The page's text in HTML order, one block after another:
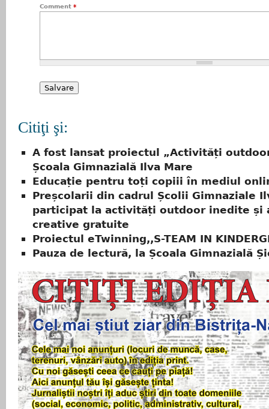
Comment *
Citiţi şi:
A fost lansat proiectul „Activități
Școala Gimnazială Ilva Mare
Educație pentru toți copiii în mediul
Preșcolarii din cadrul Școlii Gimnaziale
participat la activități outdoor inedite și
creative gratuite
Proiectul eTwinning,,S-TEAM IN
Pauza de lectură, la Școala Gimnazială